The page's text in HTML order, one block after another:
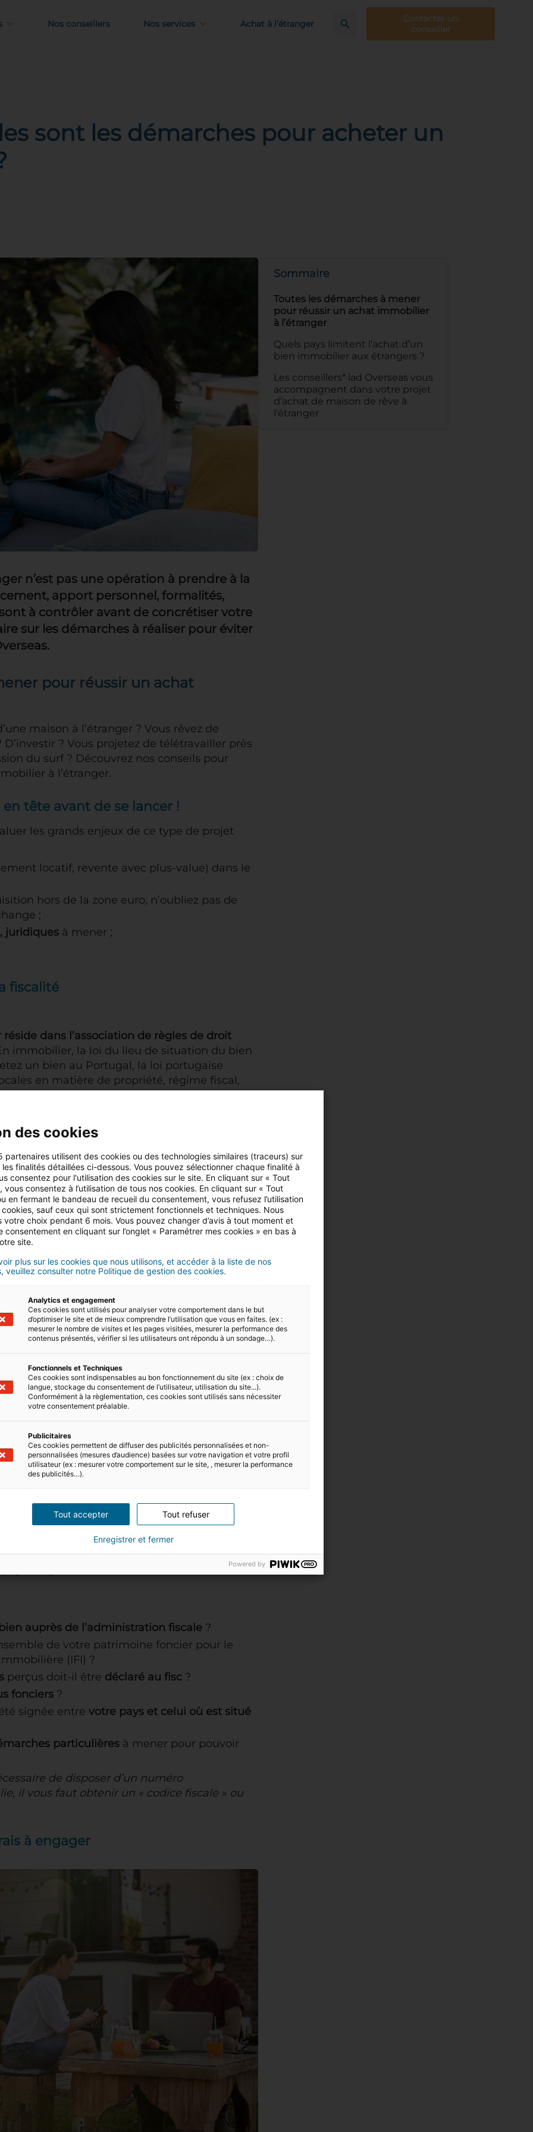
Nos conseillers Nos services Achat à l’étranger
Contacter un
conseiller
sont les démarches pour acheter un
n’est pas une opération à prendre à la
apport personnel, formalités,
à contrôler avant de concrétiser votre
sur les démarches à réaliser pour éviter
pour réussir un achat
maison à l’étranger ? Vous rêvez de
? Vous projetez de télétravailler près
du surf ? Découvrez nos conseils pour
à l’étranger.
en tête avant de se lancer !
les grands enjeux de ce type de projet
locatif, revente avec plus-value) dans le
hors de la zone euro, n’oubliez pas de
;
juridiques à mener ;
fiscalité
dans l’association de règles de droit
immobilier, la loi du lieu de situation du bien
un bien au Portugal, la loi portugaise
en matière de propriété, régime fiscal,
conséquences sur votre projet peuvent être
décès ?
ne s’applique plus.Depuis le 17 août
européen du 4 juillet 2012), la loi du pays
. Si un Français acquiert une maison
de la succession (personnes à hériter,
seront celles fixées par la loi française.
au mieux une succession ?
de la succession, nous vous
notaire ou d’un avocat, selon le pays
sur l’existence ou non de régime
communauté universelle) dans le pays
époux ne peuvent pas choisir le régime
biens. Si vous souhaitez acheter un bien
s’appliquera. Autrement dit, vous
de règlement de la succession.
plus-values ?
fiscales internationales prévoient
le pays où est situé le bien
à 20 % en Italie4.
la libre circulation des personnes, des
d’un bien immobilier hors des frontières
sont sûrs politiquement et économiquement, ce
du globe5.
auprès de l’administration fiscale ?
de votre patrimoine foncier pour le
(IFI) ?
perçus doit-il être déclaré au fisc ?
fonciers ?
signée entre votre pays et celui où est situé
particulières à mener pour pouvoir
de disposer d’un numéro
il vous faut obtenir un « codice fiscale » ou
à engager
Sommaire
Toutes les démarches à mener
pour réussir un achat immobilier
à l’étranger
Quels pays limitent l’achat d’un
bien immobilier aux étrangers ?
Les conseillers* iad Overseas vous
accompagnent dans votre projet
d’achat de maison de rêve à
l’étranger
des cookies
partenaires utilisent des cookies ou des technologies similaires (traceurs) sur
les finalités détaillées ci-dessous. Vous pouvez sélectionner chaque finalité à
consentez pour l'utilisation des cookies sur le site. En cliquant sur « Tout
vous consentez à l’utilisation de tous nos cookies. En cliquant sur « Tout
en fermant le bandeau de recueil du consentement, vous refusez l’utilisation
sauf ceux qui sont strictement fonctionnels et techniques. Nous
votre choix pendant 6 mois. Vous pouvez changer d’avis à tout moment et
consentement en cliquant sur l’onglet « Paramétrer mes cookies » en bas à
site.
plus sur les cookies que nous utilisons, et accéder à la liste de nos
veuillez consulter notre Politique de gestion des cookies.
Analytics et engagement
Ces cookies sont utilisés pour analyser votre comportement dans le but
d’optimiser le site et de mieux comprendre l’utilisation que vous en faites. (ex :
mesurer le nombre de visites et les pages visitées, mesurer la performance des
contenus présentés, vérifier si les utilisateurs ont répondu à un sondage…).
Fonctionnels et Techniques
Ces cookies sont indispensables au bon fonctionnement du site (ex : choix de
langue, stockage du consentement de l’utilisateur, utilisation du site...).
Conformément à la règlementation, ces cookies sont utilisés sans nécessiter
votre consentement préalable.
Publicitaires
Ces cookies permettent de diffuser des publicités personnalisées et non-
personnalisées (mesures d’audience) basées sur votre navigation et votre profil
utilisateur (ex : mesurer votre comportement sur le site, , mesurer la performance
des publicités…).
Tout accepter Tout refuser
Enregistrer et fermer
Powered by